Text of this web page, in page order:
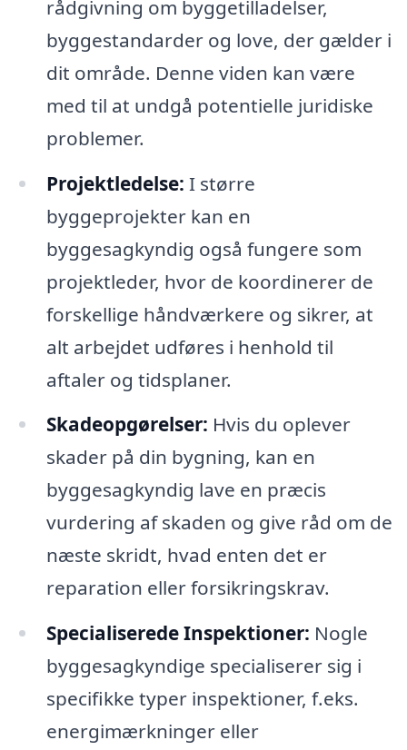
rådgivning om byggetilladelser,
byggestandarder og love, der gælder i
dit område. Denne viden kan være
med til at undgå potentielle juridiske
problemer.
Projektledelse: I større
byggeprojekter kan en
byggesagkyndig også fungere som
projektleder, hvor de koordinerer de
forskellige håndværkere og sikrer, at
alt arbejdet udføres i henhold til
aftaler og tidsplaner.
Skadeopgørelser: Hvis du oplever
skader på din bygning, kan en
byggesagkyndig lave en præcis
vurdering af skaden og give råd om de
næste skridt, hvad enten det er
reparation eller forsikringskrav.
Specialiserede Inspektioner: Nogle
byggesagkyndige specialiserer sig i
specifikke typer inspektioner, f.eks.
energimærkninger eller